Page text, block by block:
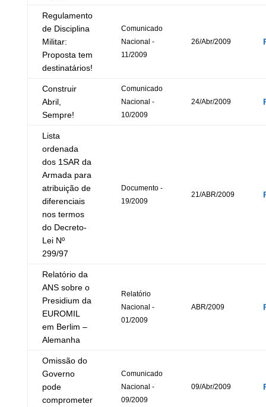
Regulamento
de Disciplina
Militar:
Proposta tem
destinatários!
Comunicado
Nacional -
11/2009
26/Abr/2009
Construir
Abril,
Sempre!
Comunicado
Nacional -
10/2009
24/Abr/2009
Lista
ordenada
dos 1SAR da
Armada para
atribuição de
diferenciais
nos termos
do Decreto-
Lei Nº
299/97
Documento -
19/2009
21/ABR/2009
Relatório da
ANS sobre o
Presidium da
EUROMIL
em Berlim –
Alemanha
Relatório
Nacional -
01/2009
ABR/2009
Omissão do
Governo
pode
comprometer
Comunicado
Nacional -
09/2009
09/Abr/2009